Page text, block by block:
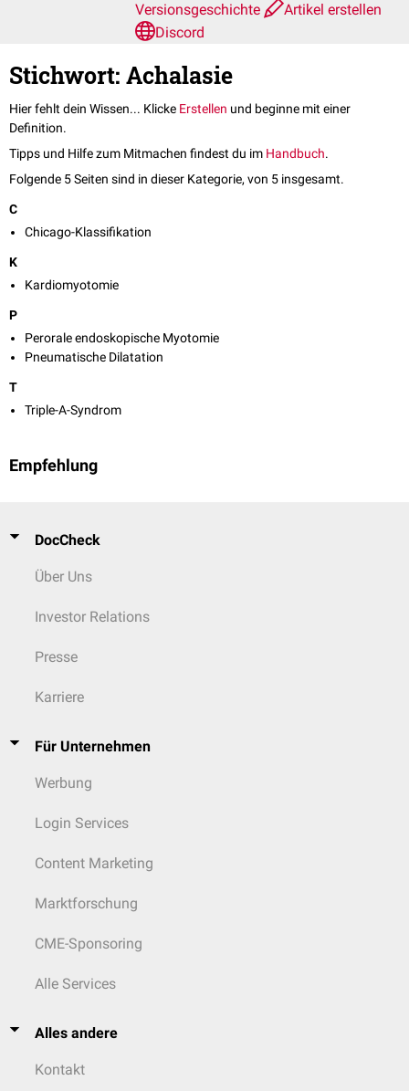
Versionsgeschichte
Artikel erstellen
Discord
Stichwort: Achalasie
Hier fehlt dein Wissen... Klicke Erstellen und beginne mit einer
Definition.
Tipps und Hilfe zum Mitmachen findest du im Handbuch.
Folgende 5 Seiten sind in dieser Kategorie, von 5 insgesamt.
C
Chicago-Klassifikation
K
Kardiomyotomie
P
Perorale endoskopische Myotomie
Pneumatische Dilatation
T
Triple-A-Syndrom
Empfehlung
DocCheck
Über Uns
Investor Relations
Presse
Karriere
Für Unternehmen
Werbung
Login Services
Content Marketing
Marktforschung
CME-Sponsoring
Alle Services
Alles andere
Kontakt